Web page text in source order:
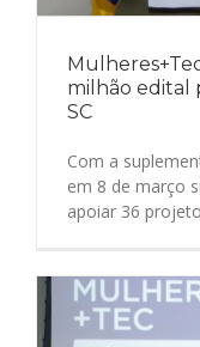
milhão edital
SC
Com a
em 8 de março
apoiar 36